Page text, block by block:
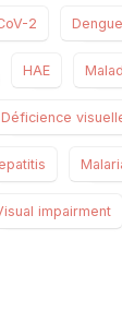
2 Dengue
HAE
Déficience
impairment